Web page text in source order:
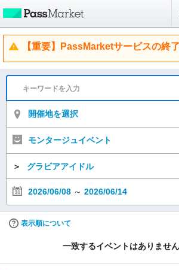
【重要】PassMarketサービスの終
開催地を選択
モンタージュイベント
＞ グラビアアイドル
2026/06/08 ～ 2026/06/14
表示順について
一致するイベントはありませ